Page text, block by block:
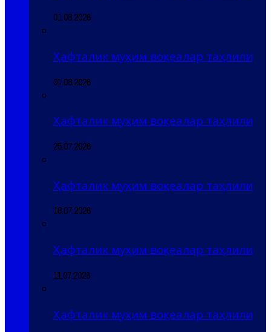
01.08.2026
Ҳафталик муҳим воқеалар таҳлили
01.08.2026
Ҳафталик муҳим воқеалар таҳлили
25.07.2026
Ҳафталик муҳим воқеалар таҳлили
18.07.2026
Ҳафталик муҳим воқеалар таҳлили
11.07.2026
Ҳафталик муҳим воқеалар таҳлили